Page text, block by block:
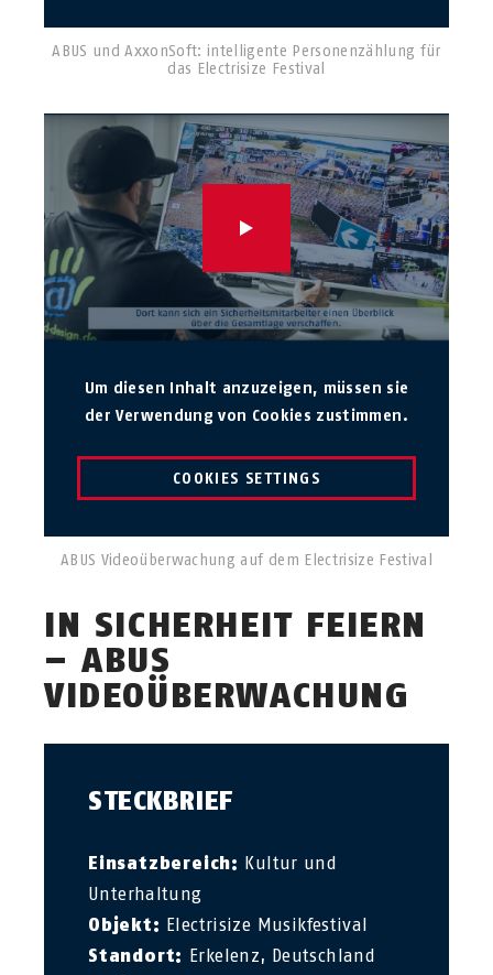
ABUS und AxxonSoft: intelligente Personenzählung für
das Electrisize Festival
Um diesen Inhalt anzuzeigen, müssen sie
der Verwendung von Cookies zustimmen.
COOKIES SETTINGS
ABUS Videoüberwachung auf dem Electrisize Festival
IN SICHERHEIT FEIERN
– ABUS
VIDEOÜBERWACHUNG
STECKBRIEF
Einsatzbereich: Kultur und
Unterhaltung
Objekt: Electrisize Musikfestival
Standort: Erkelenz, Deutschland